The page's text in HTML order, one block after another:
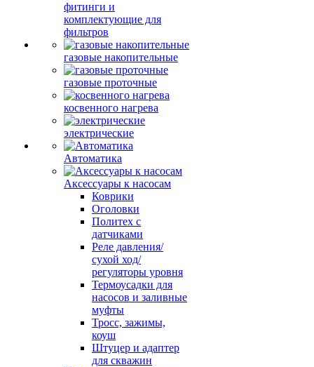
фитинги и
комплектующие для
фильтров
газовые накопительные
газовые проточные
косвенного нагрева
электрические
Автоматика
Аксессуары к насосам
Коврики
Оголовки
Политех с
датчиками
Реле давления/
сухой ход/
регуляторы уровня
Термоусадки для
насосов и заливные
муфты
Тросс, зажимы,
коуш
Штуцер и адаптер
для скважин